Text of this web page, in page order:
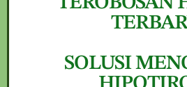
SOLUSI